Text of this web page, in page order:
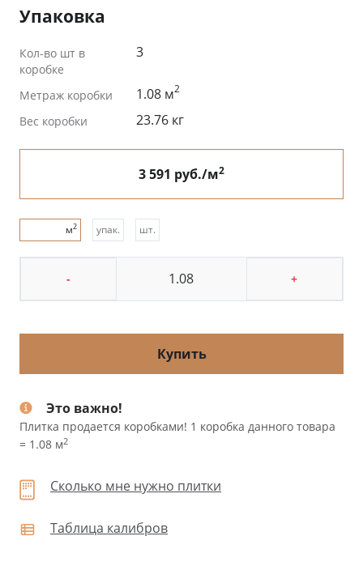
Упаковка
Кол-во шт в
коробке
3
Метраж коробки 1.08 м2
Вес коробки 23.76 кг
3 591 руб./м2
м2 упак. шт.
- +
Купить
Это важно!
Плитка продается коробками! 1 коробка данного товара
= 1.08 м2
Сколько мне нужно плитки
Таблица калибров